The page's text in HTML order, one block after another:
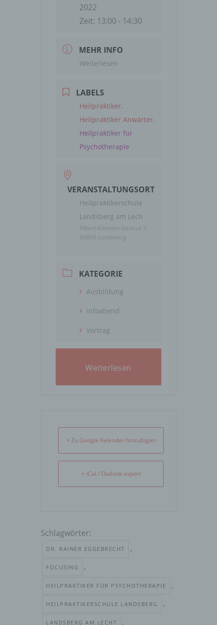
2022
Zeit: 13:00 - 14:30
MEHR INFO
Weiterlesen
LABELS
Heilpraktiker,
Heilpraktiker Anwärter,
Heilpraktiker für
Psychotherapie
VERANSTALTUNGSORT
Heilpraktikerschule
Landsberg am Lech
Albert-Einstein-Strasse 7,
86899 Landsberg
KATEGORIE
Ausbildung
Infoabend
Vortrag
Weiterlesen
+ Zu Google Kalender hinzufügen
+ iCal / Outlook export
Schlagwörter:
DR. RAINER EGGEBRECHT ,
FOCUSING ,
HEILPRAKTIKER FÜR PSYCHOTHERAPIE ,
HEILPRAKTIKERSCHULE LANDSBERG ,
LANDSBERG AM LECHT ,